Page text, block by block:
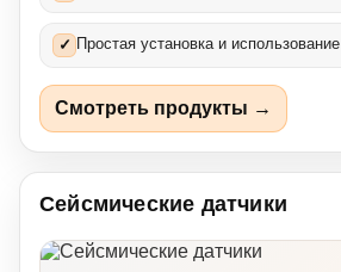
✓ Простая установка и использование
Смотреть продукты →
Сейсмические датчики